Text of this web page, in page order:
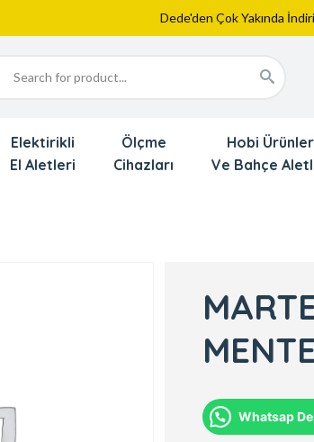
Web Sitemiz
Yeni Eklenen Ürünlerimizi
Elektirikli
El Aletleri
Ölçme
Cihazları
Hobi
Ve Bahçe
Whatsap